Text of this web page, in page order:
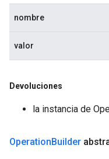
nombre
valor
Devoluciones
la instancia de
OperationBuilder